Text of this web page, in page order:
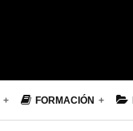
FORMACIÓN